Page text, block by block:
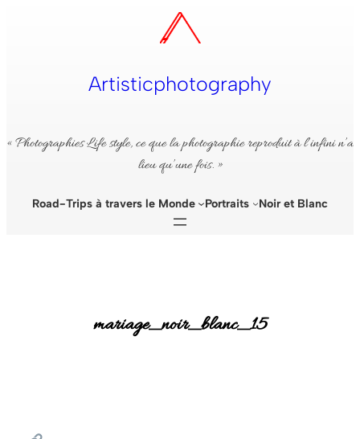
Artisticphotography
« Photographies Life style, ce que la photographie reproduit à l’infini n’a
lieu qu’une fois. »
Road-Trips à travers le Monde Portraits Noir et Blanc
mariage_noir_blanc_15